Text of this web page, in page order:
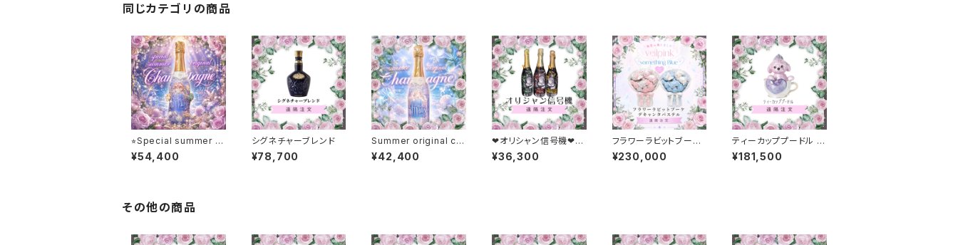
同じカテゴリの商品
⭐︎Special summer or
iginal champagne ⭐︎
¥54,400
シグネチャーブレンド
¥78,700
Summer original ch
ampagne
¥42,400
❤︎オリシャン信号機❤︎1
本❤︎
¥36,300
フラワーラビットブーケ
デキャンタパステル
¥230,000
ティーカッププードル デ
キャンタ
¥181,500
その他の商品